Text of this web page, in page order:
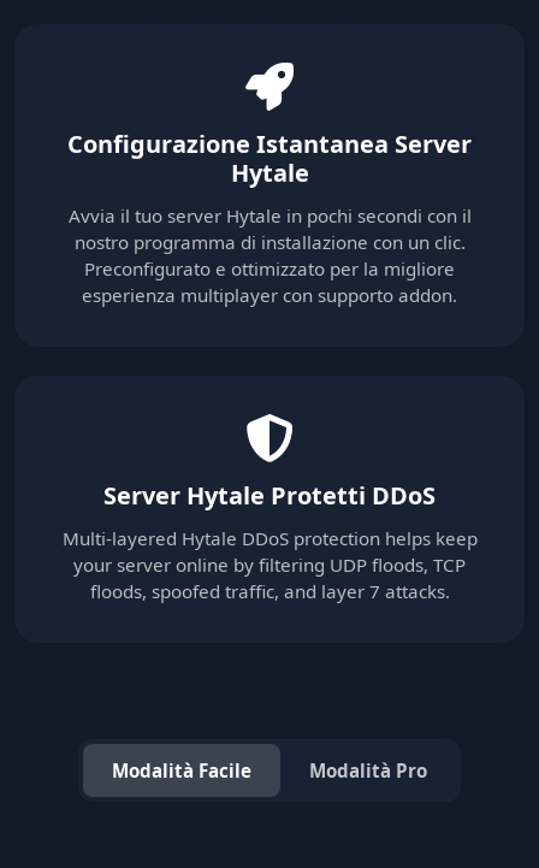
Configurazione Istantanea Server
Hytale
Avvia il tuo server Hytale in pochi secondi con il
nostro programma di installazione con un clic.
Preconfigurato e ottimizzato per la migliore
esperienza multiplayer con supporto addon.
Server Hytale Protetti DDoS
Multi-layered Hytale DDoS protection helps keep
your server online by filtering UDP floods, TCP
floods, spoofed traffic, and layer 7 attacks.
Modalità Facile Modalità Pro